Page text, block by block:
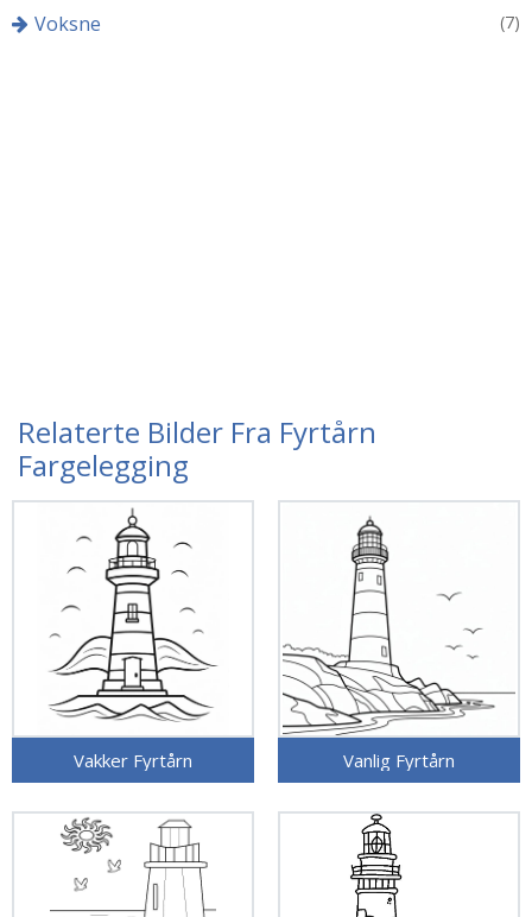
Voksne (7)
Relaterte Bilder Fra Fyrtårn
Fargelegging
Vakker Fyrtårn Vanlig Fyrtårn